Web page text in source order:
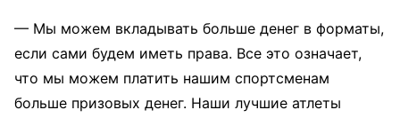
— Мы можем вкладывать больше денег в форматы,
если сами будем иметь права. Все это означает,
что мы можем платить нашим спортсменам
больше призовых денег. Наши лучшие атлеты